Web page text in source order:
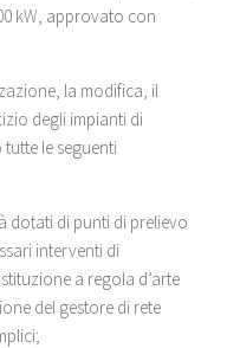
kW, approvato con
la modifica, il
degli impianti di
le seguenti
dotati di punti di prelievo
interventi di
a regola d’arte
del gestore di rete